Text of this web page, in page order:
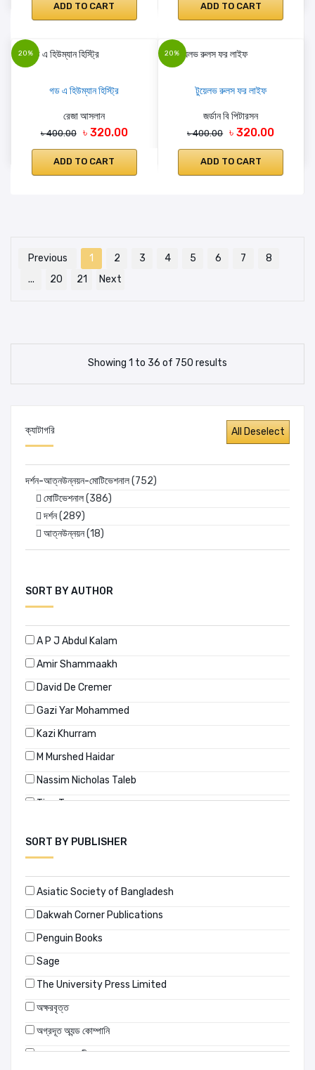
ক্যাটাগরি
দর্শন-আত্নউন্নয়ন-মোটিভেশনাল(752)
মোটিভেশনাল(386)
দর্শন(289)
আত্নউন্নয়ন(18)
SORT BY AUTHOR
A P J Abdul Kalam
Amir Shammaakh
David De Cremer
Gazi Yar Mohammed
Kazi Khurram
M Murshed Haidar
Nassim Nicholas Taleb
Tian Tao
অজন ব্রহ্ম
অনমিত্র দাস
অনীশ দাস অপু
অন্তিক মাহমুদ
অপূর্ব চৌধুরী
অভয়পদ মিত্র
অভ্র ঘোষ
SORT BY PUBLISHER
Asiatic Society of Bangladesh
Dakwah Corner Publications
Penguin Books
Sage
The University Press Limited
অক্ষরবৃত্ত
অগ্রদূত অ্যন্ড কোম্পানি
অঙ্কুর প্রকাশনী
ADD TO CART ADD TO CART
20%
গড এ হিউম্যান হিস্ট্রি
রেজা আসলান
৳ 400.00 ৳ 320.00
ADD TO CART
20%
টুয়েলভ রুলস ফর লাইফ
জর্ডান বি পিটারসন
৳ 400.00 ৳ 320.00
ADD TO CART
Previous 1 2 3 4 5 6 7
8
...
20 21 Next
Showing 1 to 36 of 750 results